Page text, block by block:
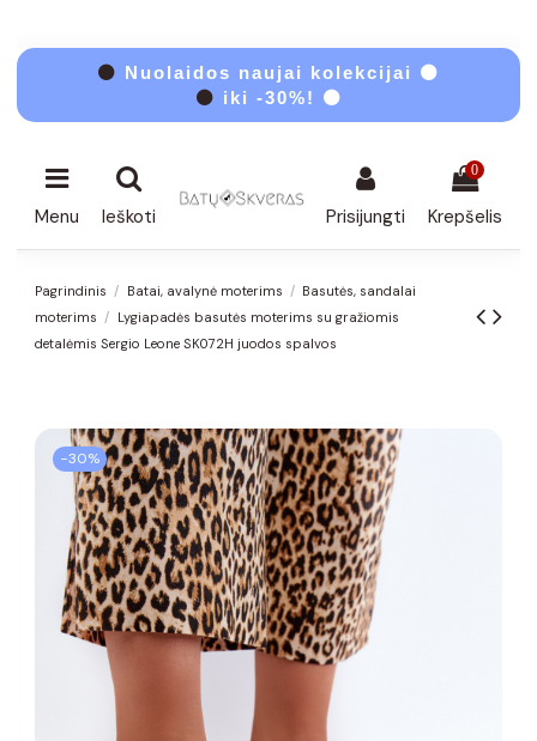
⚫ Nuolaidos naujai kolekcijai ⚫
⚫ iki -30%! ⚫
Menu Ieškoti Prisijungti
0
Krepšelis
Pagrindinis Batai, avalynė moterims
Basutės, sandalai
moterims
Lygiapadės basutės moterims su gražiomis
detalėmis Sergio Leone SK072H juodos spalvos
−30%